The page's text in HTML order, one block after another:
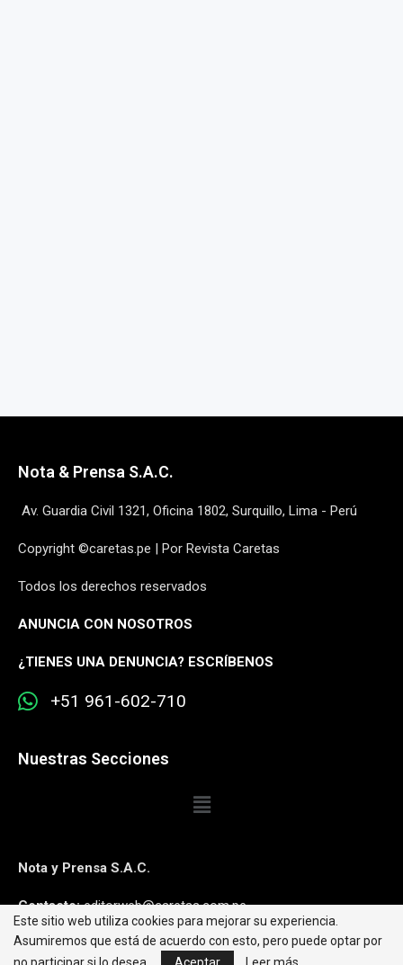
Nota & Prensa S.A.C.
Av. Guardia Civil 1321, Oficina 1802, Surquillo, Lima - Perú
Copyright ©caretas.pe | Por Revista Caretas
Todos los derechos reservados
ANUNCIA CON NOSOTROS
¿TIENES UNA DENUNCIA? ESCRÍBENOS
+51 961-602-710
Nuestras Secciones
Nota y Prensa S.A.C.
Contacto:editorweb@caretas.com.pe
Síguenos:
Este sitio web utiliza cookies para mejorar su experiencia.
Asumiremos que está de acuerdo con esto, pero puede optar por